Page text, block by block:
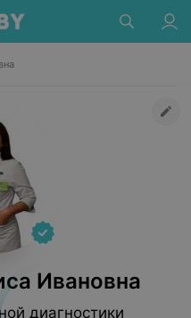
Ивановна
диагностики